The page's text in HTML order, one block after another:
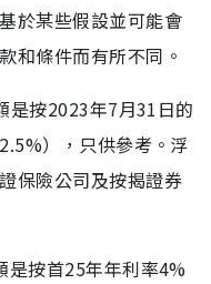
於某些假設並可能會
和條件而有所不同。
是按2023年7月31日的
），只供參考。浮
保險公司及按揭證券
是按首25年年利率4%